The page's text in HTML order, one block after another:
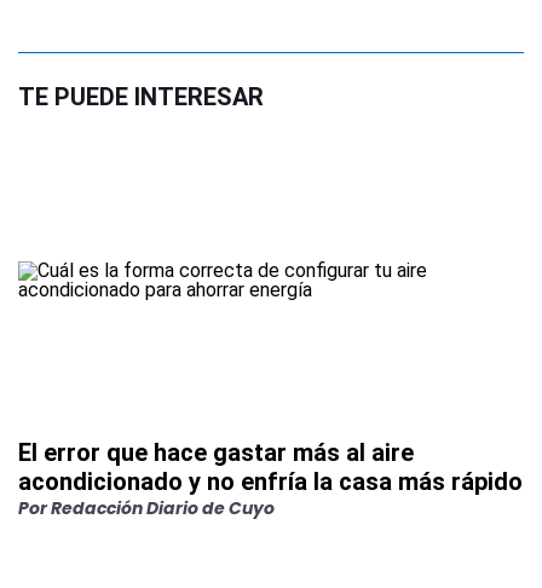
TE PUEDE INTERESAR
El error que hace gastar más al aire
acondicionado y no enfría la casa más rápido
PorRedacción Diario de Cuyo